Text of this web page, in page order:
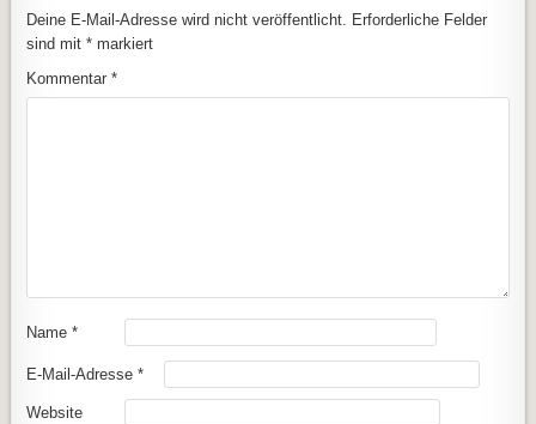
Deine E-Mail-Adresse wird nicht veröffentlicht. Erforderliche Felder
sind mit* markiert
Kommentar*
Name*
E-Mail-Adresse*
Website